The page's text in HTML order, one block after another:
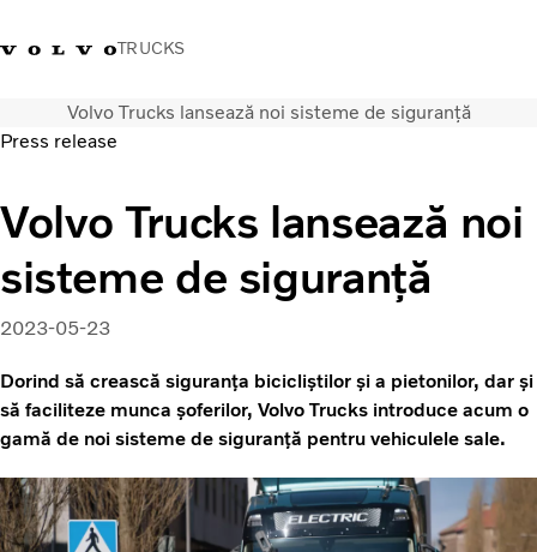
TRUCKS
+40 21 202 96 30 Merchandise Volvo TrucksConectareTrucks PortalRomânia
Soluții de transport
Camioane
Servicii
Dealer locator
News
Contactați-ne
Volvo Trucks lansează noi sisteme de siguranță
Press release
Volvo Trucks lansează noi
sisteme de siguranță
2023-05-23
Dorind să crească siguranța bicicliștilor și a pietonilor, dar și
să faciliteze munca șoferilor, Volvo Trucks introduce acum o
gamă de noi sisteme de siguranță pentru vehiculele sale.